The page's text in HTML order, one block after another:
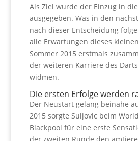
Als Ziel wurde der Einzug in
ausgegeben. Was in den
nach dieser Entscheidung
alle Erwartungen dieses
Sommer 2015 erstmals
der weiteren Karriere des
widmen.
Die ersten Erfolge werden
Der Neustart gelang beinahe
2015 sorgte Suljovic beim
Blackpool für eine erste